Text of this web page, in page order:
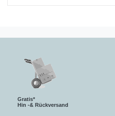
Gratis*
Hin -& Rückversand